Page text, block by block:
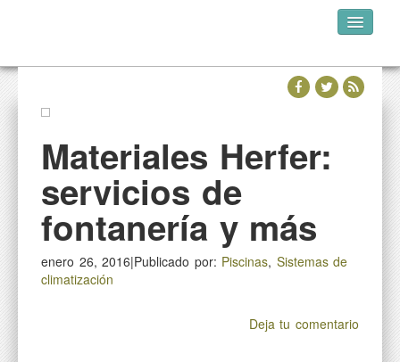
QUIÉNES SOMOS
DÓNDE ESTAMOS
NUESTRA WEB
Materiales Herfer:
servicios de
fontanería y más
enero 26, 2016|Publicado por: Piscinas, Sistemas de
climatización
Deja tu comentario